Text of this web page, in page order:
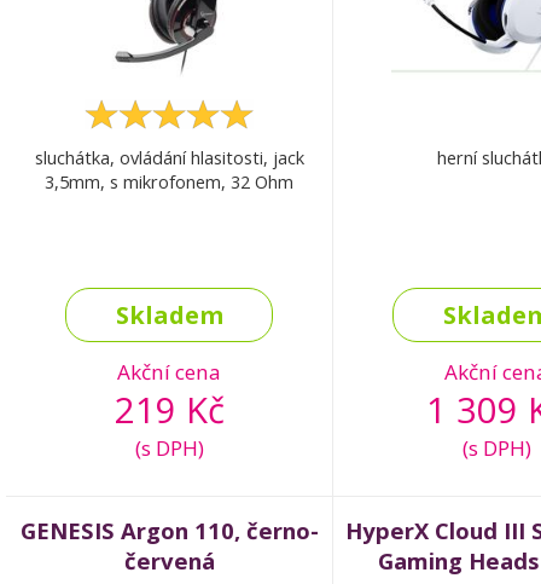
sluchátka, ovládání hlasitosti, jack
3,5mm, s mikrofonem, 32 Ohm
Skladem
Akční cena
219 Kč
(s DPH)
herní
Akční
1 309
(s DPH)
GENESIS Argon 110, černo-
červená
HyperX Cloud III
Gaming